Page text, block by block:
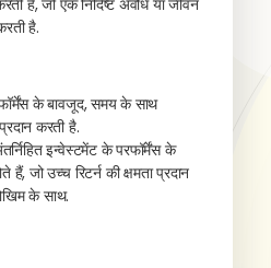
है, जो एक निर्दिष्ट अवधि या जीवन
है.
के बावजूद, समय के साथ
करती है.
इन्वेस्टमेंट के परफॉर्मेंस के
जो उच्च रिटर्न की क्षमता प्रदान
के साथ.